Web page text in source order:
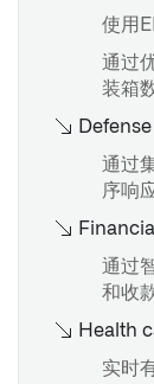
使用
容源
部署
Assist
自定
阶段2
展
阶段
阶段3
第三
第四
使用
通过
装箱
Defense
通过
序响
通过
和收
Health
实时